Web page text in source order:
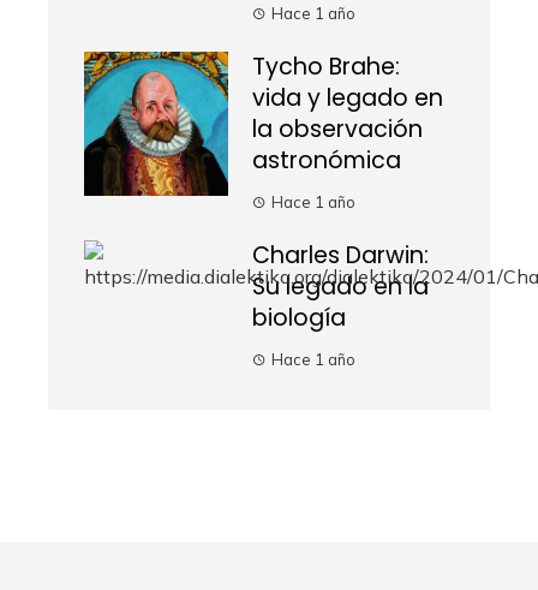
Hace 1 año
Tycho Brahe:
vida y legado en
la observación
astronómica
Hace 1 año
Charles Darwin:
Su legado en la
biología
Hace 1 año